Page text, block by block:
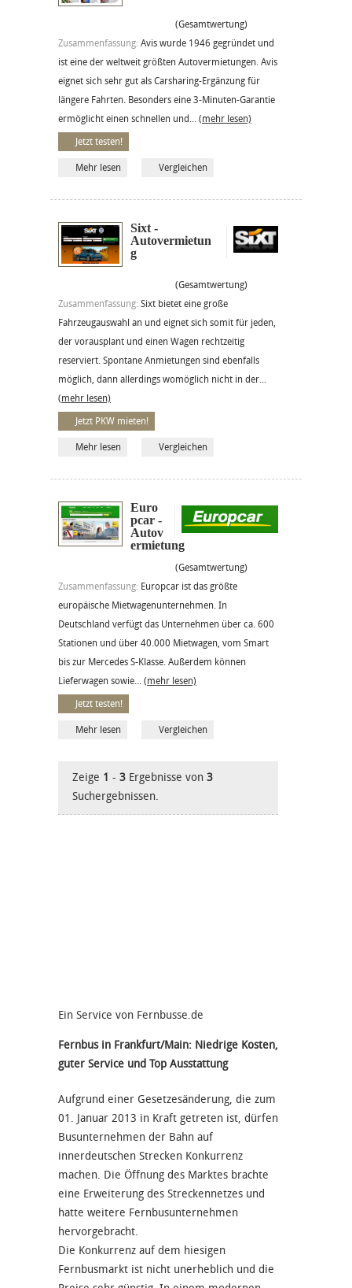
(Gesamtwertung)
Zusammenfassung: Avis wurde 1946 gegründet und
ist eine der weltweit größten Autovermietungen. Avis
eignet sich sehr gut als Carsharing-Ergänzung für
längere Fahrten. Besonders eine 3-Minuten-Garantie
ermöglicht einen schnellen und... (mehr lesen)
Jetzt testen!
Mehr lesen Vergleichen
Sixt -
Autovermietun
g
(Gesamtwertung)
Zusammenfassung: Sixt bietet eine große
Fahrzeugauswahl an und eignet sich somit für jeden,
der vorausplant und einen Wagen rechtzeitig
reserviert. Spontane Anmietungen sind ebenfalls
möglich, dann allerdings womöglich nicht in der...
(mehr lesen)
Jetzt PKW mieten!
Mehr lesen Vergleichen
Euro
pcar -
Autov
ermietung
(Gesamtwertung)
Zusammenfassung: Europcar ist das größte
europäische Mietwagenunternehmen. In
Deutschland verfügt das Unternehmen über ca. 600
Stationen und über 40.000 Mietwagen, vom Smart
bis zur Mercedes S-Klasse. Außerdem können
Lieferwagen sowie... (mehr lesen)
Jetzt testen!
Mehr lesen Vergleichen
Zeige 1 - 3 Ergebnisse von 3
Suchergebnissen.
Ein Service von Fernbusse.de
Fernbus in Frankfurt/Main: Niedrige Kosten,
guter Service und Top Ausstattung
Aufgrund einer Gesetzesänderung, die zum
01. Januar 2013 in Kraft getreten ist, dürfen
Busunternehmen der Bahn auf
innerdeutschen Strecken Konkurrenz
machen. Die Öffnung des Marktes brachte
eine Erweiterung des Streckennetzes und
hatte weitere Fernbusunternehmen
hervorgebracht.
Die Konkurrenz auf dem hiesigen
Fernbusmarkt ist nicht unerheblich und die